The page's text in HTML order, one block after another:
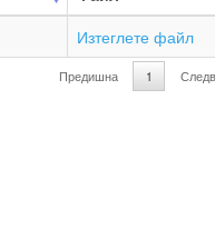
Изтеглете файл
Предишна 1